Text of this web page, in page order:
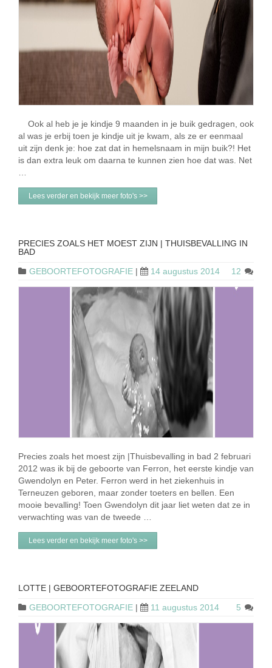
Ook al heb je je kindje 9 maanden in je buik gedragen, ook
al was je erbij toen je kindje uit je kwam, als ze er eenmaal
uit zijn denk je: hoe zat dat in hemelsnaam in mijn buik?! Het
is dan extra leuk om daarna te kunnen zien hoe dat was. Net
Lees verder en bekijk meer foto's >>
PRECIES ZOALS HET MOEST ZIJN | THUISBEVALLING IN
BAD
GEBOORTEFOTOGRAFIE | 14 augustus 2014 12
Precies zoals het moest zijn |Thuisbevalling in bad 2 februari
2012 was ik bij de geboorte van Ferron, het eerste kindje van
Gwendolyn en Peter. Ferron werd in het ziekenhuis in
Terneuzen geboren, maar zonder toeters en bellen. Een
mooie bevalling! Toen Gwendolyn dit jaar liet weten dat ze in
verwachting was van de tweede …
Lees verder en bekijk meer foto's >>
LOTTE | GEBOORTEFOTOGRAFIE ZEELAND
GEBOORTEFOTOGRAFIE | 11 augustus 2014 5